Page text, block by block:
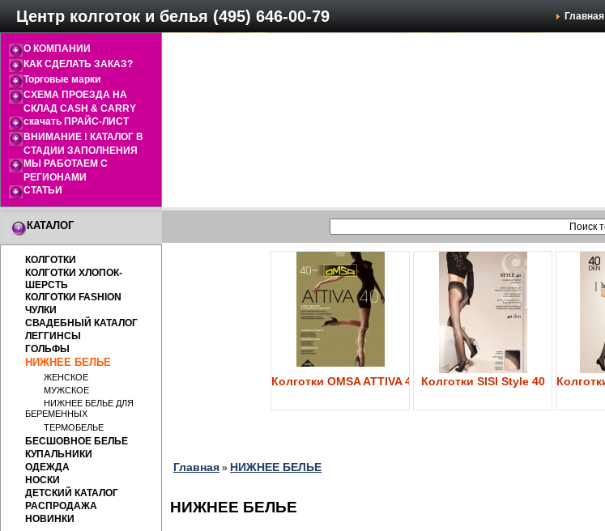
Центр колготок и белья (495) 646-00-79
О КОМПАНИИ
КАК СДЕЛАТЬ ЗАКАЗ?
Торговые марки
СХЕМА ПРОЕЗДА НА
СКЛАД CASH & CARRY
скачать ПРАЙС-ЛИСТ
ВНИМАНИЕ ! КАТАЛОГ В
СТАДИИ ЗАПОЛНЕНИЯ
МЫ РАБОТАЕМ С
РЕГИОНАМИ
СТАТЬИ
КАТАЛОГ
КОЛГОТКИ
КОЛГОТКИ ХЛОПОК-
ШЕРСТЬ
КОЛГОТКИ FASHION
ЧУЛКИ
СВАДЕБНЫЙ КАТАЛОГ
ЛЕГГИНСЫ
ГОЛЬФЫ
НИЖНЕЕ БЕЛЬЕ
ЖЕНСКОЕ
МУЖСКОЕ
НИЖНЕЕ БЕЛЬЕ ДЛЯ
БЕРЕМЕННЫХ
ТЕРМОБЕЛЬЕ
БЕСШОВНОЕ БЕЛЬЕ
КУПАЛЬНИКИ
ОДЕЖДА
НОСКИ
ДЕТСКИЙ КАТАЛОГ
РАСПРОДАЖА
НОВИНКИ
Колготки OMSA ATTIVA 40 Колготки SISI Style 40
Главная » НИЖНЕЕ БЕЛЬЕ
НИЖНЕЕ БЕЛЬЕ